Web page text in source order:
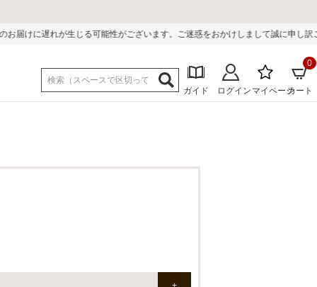
ございます。ご迷惑をおかけしまして誠に申し訳ございません。
ガイド ログイン マイページカート
0